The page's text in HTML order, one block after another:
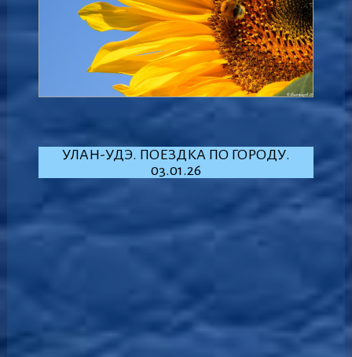
УЛАН-УДЭ. ПОЕЗДКА ПО ГОРОДУ.
03.01.26